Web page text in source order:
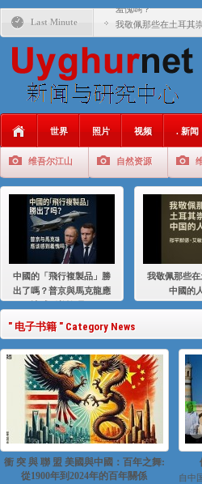
Last Minute
羞愧嗎？
我敬佩那些在土耳其
基辛格与中国：50 年
年的百年關係
大一统情结使魏京生
伊利夏提：在自责与
伊利夏提：消失在集
伊利夏提：维吾尔种
世界 照片 视频 . 新闻
维吾尔江山 自然资源
中國的「飛行複製品」勝
出了嗎？普京與馬克龍應
我敬佩那些
中國的
" 电子书籍 " Category News
衝 突 與 聯 盟 美國與中國：百年之舞:
從1900年到2024年的百年關係
自中